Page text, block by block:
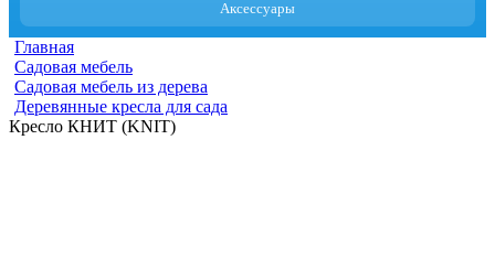
Аксессуары
Главная
Cадовая мебель
Садовая мебель из дерева
Деревянные кресла для сада
Кресло КНИТ (KNIT)